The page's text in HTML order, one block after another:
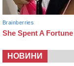
НОВИНИ